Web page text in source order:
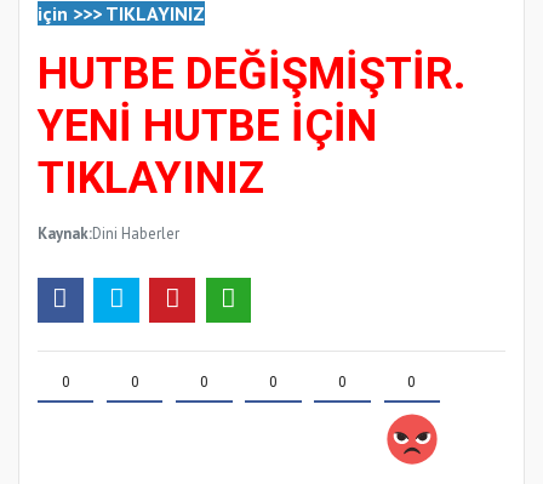
için >>> TIKLAYINIZ
HUTBE DEĞİŞMİŞTİR.
YENİ HUTBE İÇİN
TIKLAYINIZ
Kaynak:Dini Haberler
0 0 0 0 0 0